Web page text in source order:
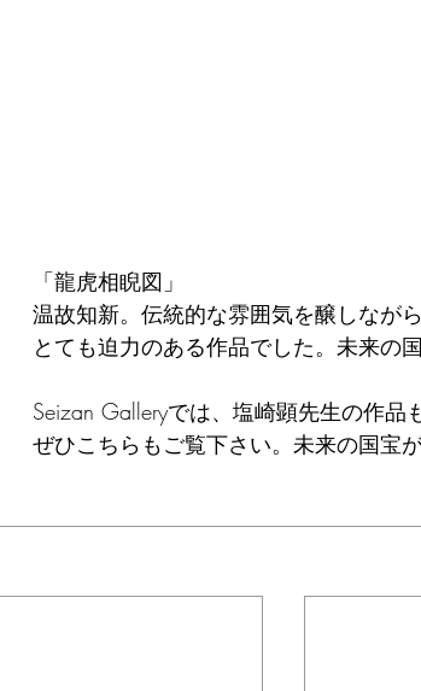
「龍虎相睨図」
温故知新。伝統的な雰囲気を醸しなが
とても迫力のある作品でした。未来の
Seizan Galleryでは、塩崎顕先生の作品
ぜひこちらもご覧下さい。未来の国宝